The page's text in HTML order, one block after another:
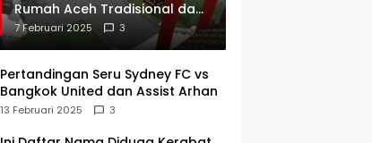
Rumah Aceh Tradisional dan
Sejarah Perkembangannya
7 Februari 2025 3
Pertandingan Seru Sydney FC vs
Bangkok United dan Assist Arhan
13 Februari 2025 3